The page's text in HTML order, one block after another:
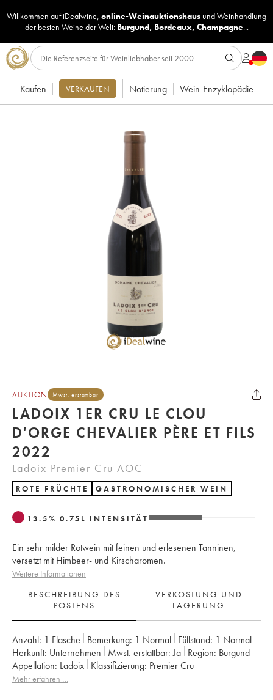
Willkommen auf iDealwine, online-Weinauktionshaus undWeinhandlung
der besten Weine der Welt: Burgund, Bordeaux, Champagne...
Kaufen VERKAUFEN Notierung Wein-Enzyklopädie
AUKTION Mwst. erstattbar
LADOIX 1ER CRU LE CLOU
D'ORGE CHEVALIER PÈRE ET FILS
2022
Ladoix Premier Cru AOC
ROTE FRÜCHTE GASTRONOMISCHER WEIN
13.5% 0.75 L INTENSITÄT
Ein sehr milder Rotwein mit feinen und erlesenen Tanninen,
versetzt mit Himbeer- und Kirscharomen.
Weitere Informationen
BESCHREIBUNG DES
POSTENS
VERKOSTUNG UND
LAGERUNG
Anzahl: 1 Flasche Bemerkung: 1 Normal Füllstand: 1 Normal
Herkunft:
unternehmen Mwst. erstattbar: ja Region:
Burgund
Appellation: Ladoix Klassifizierung: Premier Cru
Mehr erfahren …